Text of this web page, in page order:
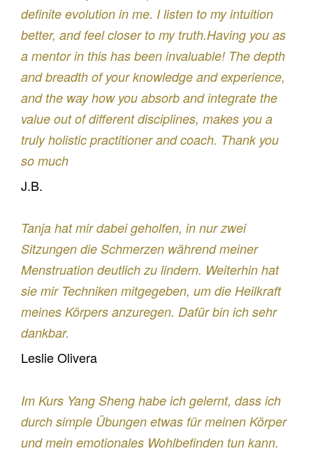
definite evolution in me. I listen to my intuition
better, and feel closer to my truth.Having you as
a mentor in this has been invaluable! The depth
and breadth of your knowledge and experience,
and the way how you absorb and integrate the
value out of different disciplines, makes you a
truly holistic practitioner and coach. Thank you
so much
J.B.
Tanja hat mir dabei geholfen, in nur zwei
Sitzungen die Schmerzen während meiner
Menstruation deutlich zu lindern. Weiterhin hat
sie mir Techniken mitgegeben, um die Heilkraft
meines Körpers anzuregen. Dafür bin ich sehr
dankbar.
Leslie Olivera
Im Kurs Yang Sheng habe ich gelernt, dass ich
durch simple Übungen etwas für meinen Körper
und mein emotionales Wohlbefinden tun kann.